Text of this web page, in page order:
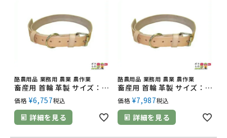
酪農用品 業務用 農業 農作業
畜産用 首輪 革製 サイズ：小 32822 長さ60cm・幅3.5cm・厚さ5mm 高強度 畜産 酪農 牧畜 産業動物 牛 豚 養豚 家畜 畜産用品 酪農用品
価格 ¥6,757税込
詳細を見る
酪農用品 業務用 農業 農作業
畜産用 首輪 革製 サイズ：中 32821 長さ90cm・幅3.5cm・厚さ5mm 高強度 畜産 酪農 牧畜 産業動物 牛 豚 養豚 家畜 畜産用品 酪農用品
価格 ¥7,987税込
詳細を見る